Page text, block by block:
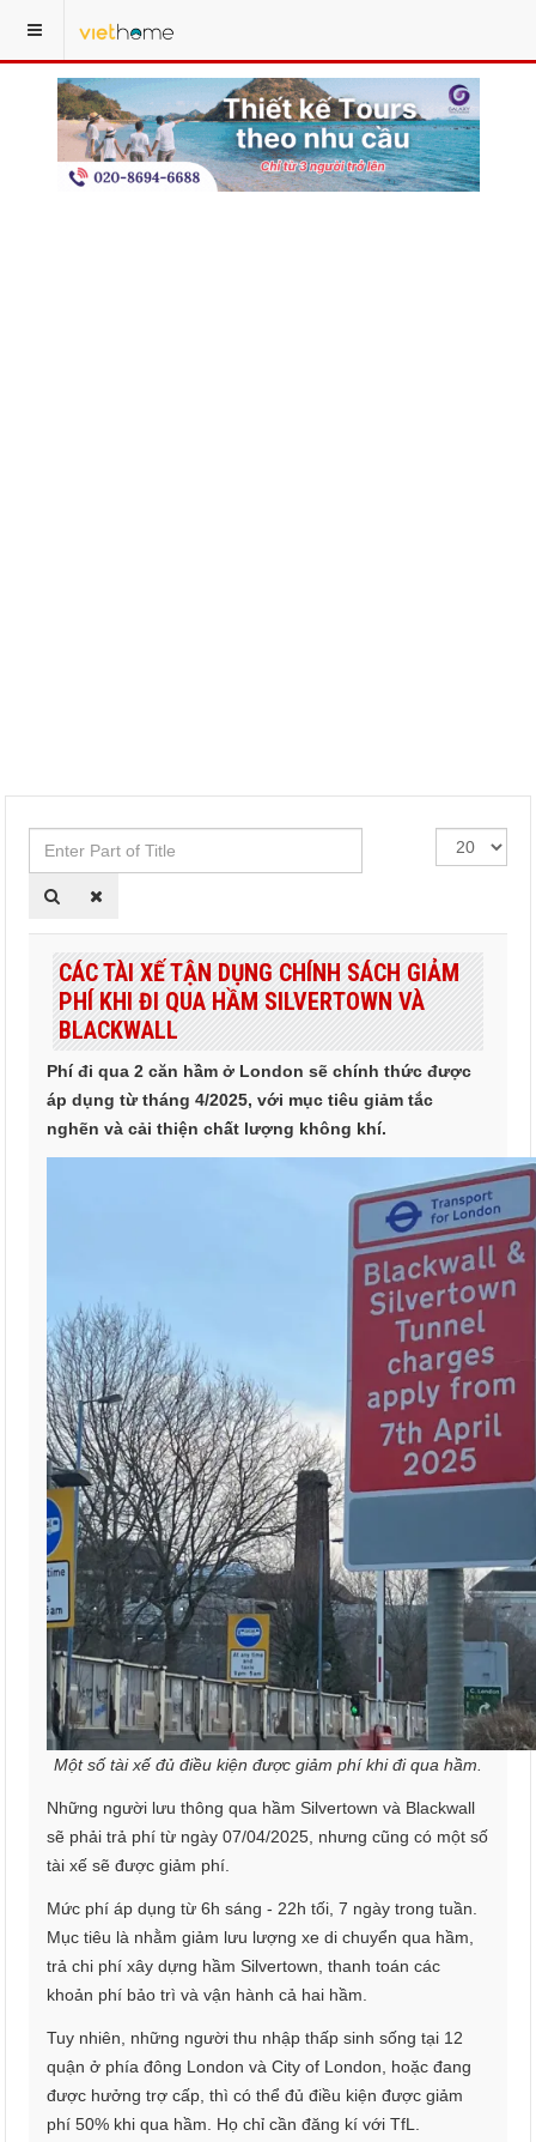
Enter
Part
of
Hiển
thị
CÁC TÀI XẾ TẬN DỤNG CHÍNH SÁCH GIẢM
PHÍ KHI ĐI QUA HẦM SILVERTOWN VÀ
BLACKWALL
Phí đi qua 2 căn hầm ở London sẽ chính thức được
áp dụng từ tháng 4/2025, với mục tiêu giảm tắc
nghẽn và cải thiện chất lượng không khí.
Một số tài xế đủ điều kiện được giảm phí khi đi qua hầm.
Những người lưu thông qua hầm Silvertown và Blackwall
sẽ phải trả phí từ ngày 07/04/2025, nhưng cũng có một số
tài xế sẽ được giảm phí.
Mức phí áp dụng từ 6h sáng - 22h tối, 7 ngày trong tuần.
Mục tiêu là nhằm giảm lưu lượng xe di chuyển qua hầm,
trả chi phí xây dựng hầm Silvertown, thanh toán các
khoản phí bảo trì và vận hành cả hai hầm.
Tuy nhiên, những người thu nhập thấp sinh sống tại 12
quận ở phía đông London và City of London, hoặc đang
được hưởng trợ cấp, thì có thể đủ điều kiện được giảm
phí 50% khi qua hầm. Họ chỉ cần đăng kí với TfL.